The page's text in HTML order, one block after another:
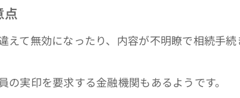
点
て無効になったり、内容が不明瞭で相続手
実印を要求する金融機関もあるようです。